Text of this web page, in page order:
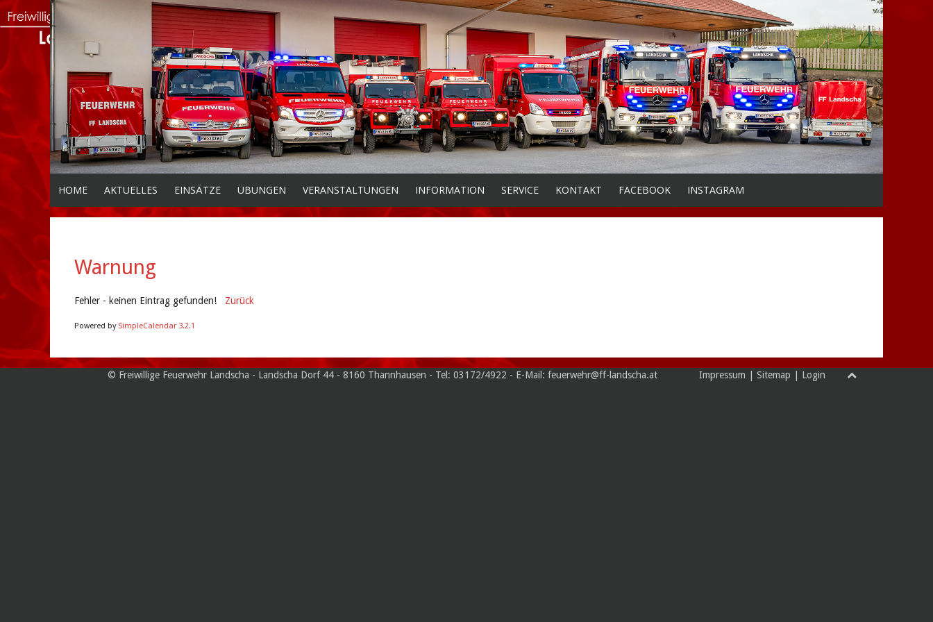
HOME AKTUELLES EINSÄTZE ÜBUNGEN VERANSTALTUNGEN INFORMATION SERVICE KONTAKT FACEBOOK INSTAGRAM
Warnung
Fehler - keinen Eintrag gefunden! Zurück
Powered by SimpleCalendar 3.2.1
© Freiwillige Feuerwehr Landscha - Landscha Dorf 44 - 8160 Thannhausen - Tel: 03172/4922 - E-Mail: feuerwehr@ff-landscha.at Impressum Sitemap Login